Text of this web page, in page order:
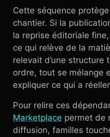
Cette séquence
chantier. Si la
la reprise éditoriale
ce qui relève de la
relevait d’une structure
ordre, tout se mélange
expliquer ce qui a
Pour relire ces
Marketplace permet de
diffusion, familles